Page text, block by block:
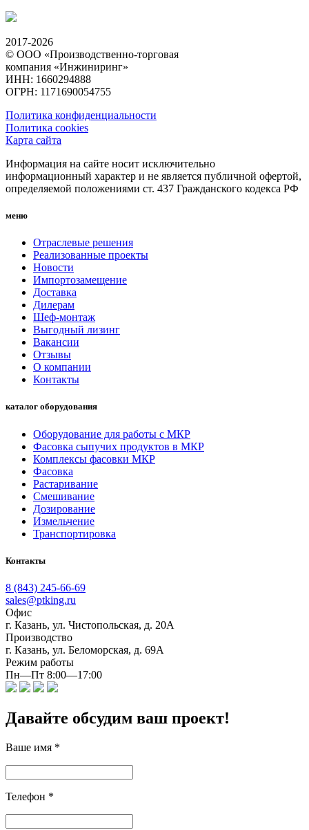
2017-2026
© ООО «Производственно-торговая
компания «Инжиниринг»
ИНН: 1660294888
ОГРН: 1171690054755
Политика конфиденциальности
Политика cookies
Карта сайта
Информация на сайте носит исключительно
информационный характер и не является публичной офертой,
определяемой положениями ст. 437 Гражданского кодекса РФ
меню
Отраслевые решения
Реализованные проекты
Новости
Импортозамещение
Доставка
Дилерам
Шеф-монтаж
Выгодный лизинг
Вакансии
Отзывы
О компании
Контакты
каталог оборудования
Оборудование для работы с МКР
Фасовка сыпучих продуктов в МКР
Комплексы фасовки МКР
Фасовка
Растаривание
Смешивание
Дозирование
Измельчение
Транспортировка
Контакты
8 (843) 245-66-69
sales@ptking.ru
Офис
г. Казань, ул. Чистопольская, д. 20А
Производство
г. Казань, ул. Беломорская, д. 69А
Режим работы
Пн—Пт 8:00—17:00
Давайте обсудим ваш проект!
Ваше имя *
Телефон *